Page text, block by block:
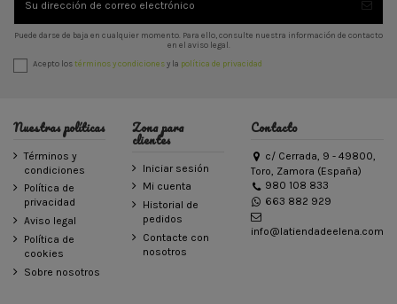
Puede darse de baja en cualquier momento. Para ello, consulte nuestra información de contacto
en el aviso legal.
Acepto lostérminos y condicionesy la política de privacidad
Nuestras políticas
Términos y
condiciones
Política de
privacidad
Aviso legal
Política de
cookies
Sobre nosotros
Zona para
clientes
Iniciar sesión
Mi cuenta
Historial de
pedidos
Contacte con
nosotros
Contacto
c/ Cerrada, 9 - 49800,
Toro, Zamora (España)
980 108 833
663 882 929
info@latiendadeelena.com